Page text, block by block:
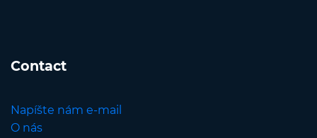
Contact
Napíšte nám e-mail
O nás